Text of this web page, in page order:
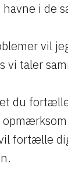
i de
vil
vi taler
du
fortælle